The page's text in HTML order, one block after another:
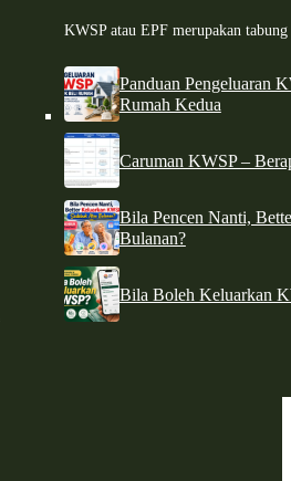
KWSP atau EPF merupakan
Panduan Pengeluaran
Rumah Kedua
Caruman KWSP –
Bila Pencen Nanti,
Bulanan?
Bila Boleh Keluarkan